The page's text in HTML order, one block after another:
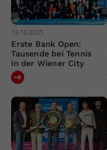
19.10.2025
Erste Bank Open:
Tausende bei Tennis
in der Wiener City